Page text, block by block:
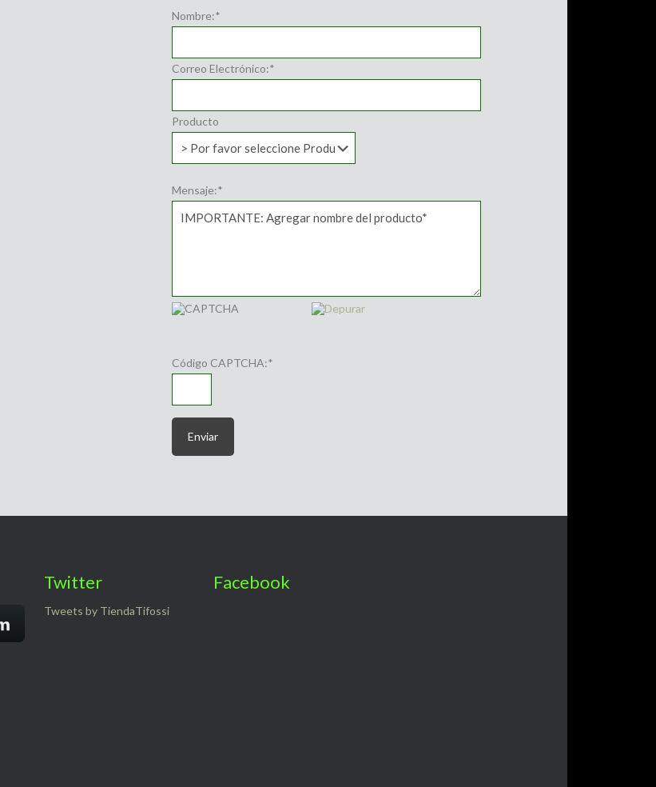
Nombre:*
Correo Electrónico:*
Producto
Mensaje:*
Código CAPTCHA:*
Twitter
Tweets by TiendaTifossi
Facebook